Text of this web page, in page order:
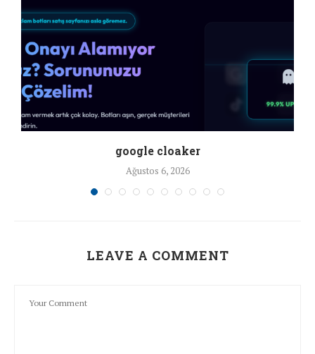
google cloaker
Ağustos 6, 2026
LEAVE A COMMENT